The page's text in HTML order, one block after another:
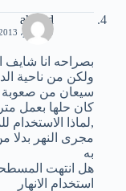
ahmed
9 نوفمبر، 2013 | 12:55 م
بصراحه انا
ولكن من ناحية
سيعان من صعوبة
كان حلها بعمل
,لماذا الاستخدام
مجرى النهر بدلا
به
هل انتهت
استخدام الانهار